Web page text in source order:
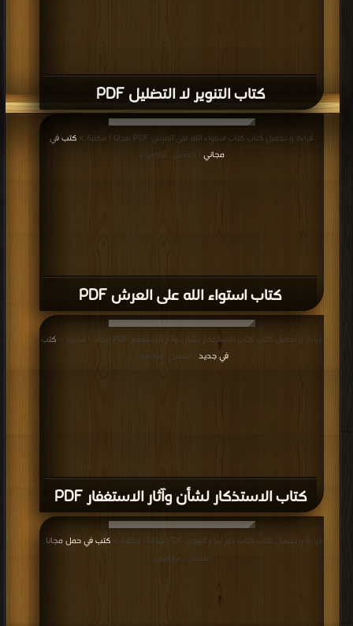
كتاب التنوير لا التضليل PDF
كتاب استواء الله على العرش PDF
قراءة و تحميل كتاب كتاب استواء الله على العرش PDF مجانا | مكتبة >
كتب في
مجاني | التحميل : مرة/مرات
كتاب الاستذكار لشأن وآثار الاستغفار PDF
قراءة و تحميل كتاب كتاب الاستذكار لشأن وآثار الاستغفار PDF مجانا | مكتبة >
كتب
في جديد | التحميل : مرة/مرات
قراءة و تحميل كتاب كتاب ذم اتباع الهوى PDF مجانا | مكتبة > كتب في حمل مجانا
التحميل : مرة/مرات